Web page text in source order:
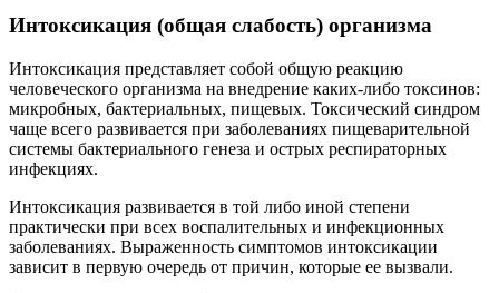
Интоксикация (общая слабость) организма
Интоксикация представляет собой общую реакцию
человеческого организма на внедрение каких-либо токсинов:
микробных, бактериальных, пищевых. Токсический синдром
чаще всего развивается при заболеваниях пищеварительной
системы бактериального генеза и острых респираторных
инфекциях.
Интоксикация развивается в той либо иной степени
практически при всех воспалительных и инфекционных
заболеваниях. Выраженность симптомов интоксикации
зависит в первую очередь от причин, которые ее вызвали.